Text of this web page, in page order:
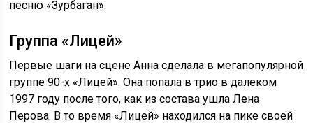
песню «Зурбаган».
Группа «Лицей»
Первые шаги на сцене Анна сделала в мегапопулярной
группе 90-х «Лицей». Она попала в трио в далеком
1997 году после того, как из состава ушла Лена
Перова. В то время «Лицей» находился на пике своей